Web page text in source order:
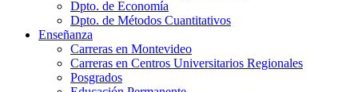
Dpto. de Economía
Dpto. de Métodos Cuantitativos
Enseñanza
Carreras en Montevideo
Carreras en Centros Universitarios Regionales
Posgrados